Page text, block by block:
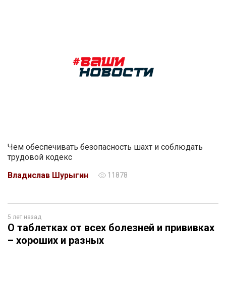
Чем обеспечивать безопасность шахт и соблюдать
трудовой кодекс
Владислав Шурыгин
11878
5 лет назад
О таблетках от всех болезней и прививках
– хороших и разных